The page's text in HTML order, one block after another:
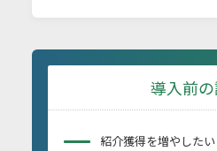
導入前
紹介獲得を増やした